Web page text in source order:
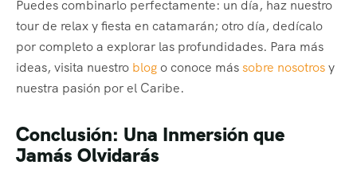
Puedes combinarlo perfectamente: un día, haz nuestro
tour de relax y fiesta en catamarán; otro día, dedícalo
por completo a explorar las profundidades. Para más
ideas, visita nuestro blogo conoce mássobre nosotrosy
nuestra pasión por el Caribe.
Conclusión: Una Inmersión que
Jamás Olvidarás